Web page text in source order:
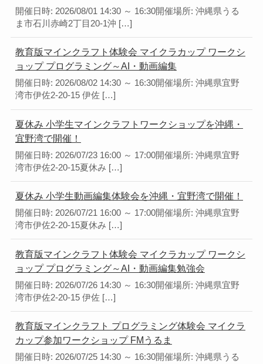
開催日時: 2026/08/01 14:30 ～ 16:30開催場所: 沖縄県うる
ま市石川赤崎2丁目20-1沖 […]
教育版マインクラフト体験会 マイクラカップ ワークシ
ョップ プログラミング～AI・動画編集
開催日時: 2026/08/02 14:30 ～ 16:30開催場所: 沖縄県宜野
湾市伊佐2-20-15 伊佐 […]
夏休み 小学生マインクラフトワークショップを沖縄・
宜野湾で開催！
開催日時: 2026/07/23 16:00 ～ 17:00開催場所: 沖縄県宜野
湾市伊佐2-20-15夏休み […]
夏休み 小学生動画編集体験会を沖縄・宜野湾で開催！
開催日時: 2026/07/21 16:00 ～ 17:00開催場所: 沖縄県宜野
湾市伊佐2-20-15夏休み […]
教育版マインクラフト体験会 マイクラカップ ワークシ
ョップ プログラミング～AI・動画編集勉強会
開催日時: 2026/07/26 14:30 ～ 16:30開催場所: 沖縄県宜野
湾市伊佐2-20-15 伊佐 […]
教育版マインクラフト プログラミング体験会 マイクラ
カップ参加ワークショップ FMうるま
開催日時: 2026/07/25 14:30 ～ 16:30開催場所: 沖縄県うる